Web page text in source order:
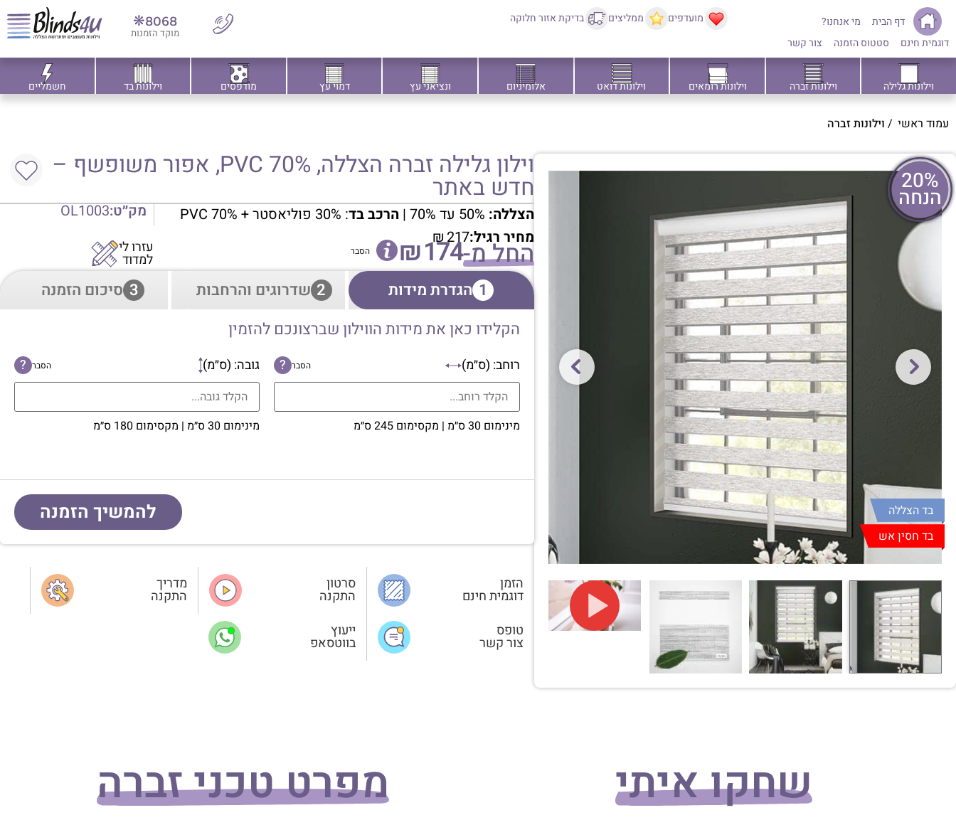
דף הבית
מי אנחנו?
דוגמית חינם
סטטוס הזמנה צור קשר
מועדפים ממליצים בדיקת אזור חלוקה 8068❋
מוקד הזמנות
וילונות גלילה וילונות זברה וילונות רומאים וילונות דואט אלומיניום ונציאני עץ דמוי עץ מודפסים וילונות בד חשמליים
עמוד ראשי / וילונות זברה
20%
הנחה
בד הצללה
בד חסין אש
וילון גלילה זברה הצללה, 70% PVC, אפור משופשף –
חדש באתר
הצללה: הרכב בד: 30% פוליאסטר + PVC 70% מק״ט:OL1003
מחיר רגיל:
₪217החל מ- ₪174 הסבר עזרו לי
למדוד
1 הגדרת מידות 2 שדרוגים והרחבות 3 סיכום הזמנה
הקלידו כאן את מידות הווילון שברצונכם להזמין
רוחב: (ס״מ) הסבר ?
מינימום 30 ס״מ | מקסימום 245 ס״מ
גובה: (ס״מ) הסבר ?
מינימום 30 ס״מ | מקסימום 180 ס״מ
להמשיך הזמנה
הזמן
דוגמית חינם
סרטון
התקנה
מדריך
התקנה
טופס
צור קשר
ייעוץ
בווטסאפ
שחקו איתי מפרט טכני זברה